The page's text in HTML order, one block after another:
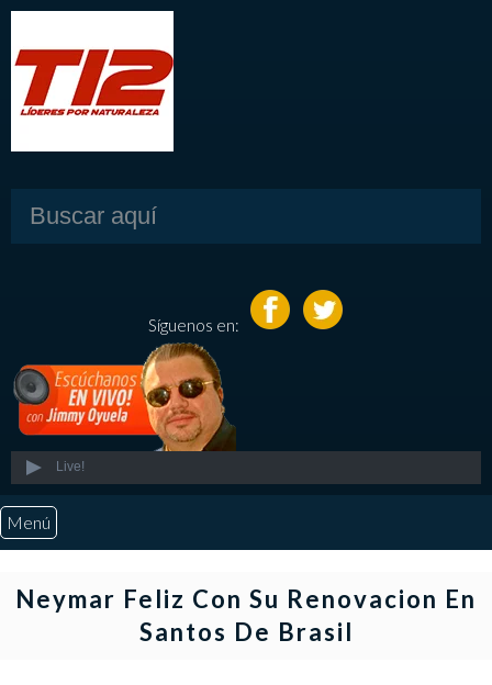
Síguenos en:
Live!
Menú
Neymar Feliz Con Su Renovacion En
Santos De Brasil